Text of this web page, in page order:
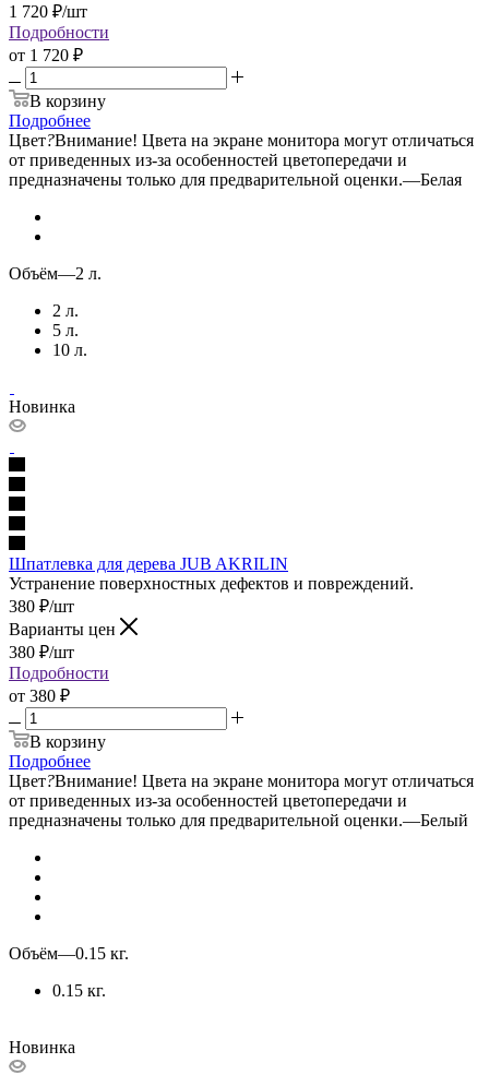
1 720 ₽/шт
Подробности
от 1 720 ₽
В корзину
Подробнее
Цвет?Внимание! Цвета на экране монитора могут отличаться
от приведенных из-за особенностей цветопередачи и
предназначены только для предварительной оценки.—Белая
Объём—2 л.
2 л.
5 л.
10 л.
Новинка
Шпатлевка для дерева JUB AKRILIN
Устранение поверхностных дефектов и повреждений.
380 ₽/шт
Варианты цен
380 ₽/шт
Подробности
от 380 ₽
В корзину
Подробнее
Цвет?Внимание! Цвета на экране монитора могут отличаться
от приведенных из-за особенностей цветопередачи и
предназначены только для предварительной оценки.—Белый
Объём—0.15 кг.
0.15 кг.
Новинка